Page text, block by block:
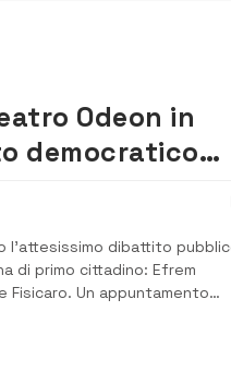
Odeon in
democratico
a
l’attesissimo dibattito
di primo cittadino: Efrem
Fisicaro. Un appuntamento
ha richiamato l’attenzione
preciso degli